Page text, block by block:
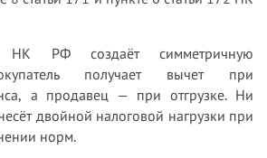
НК РФ создаёт симметричную
получает вычет при
а продавец — при отгрузке. Ни
двойной налоговой нагрузки при
норм.